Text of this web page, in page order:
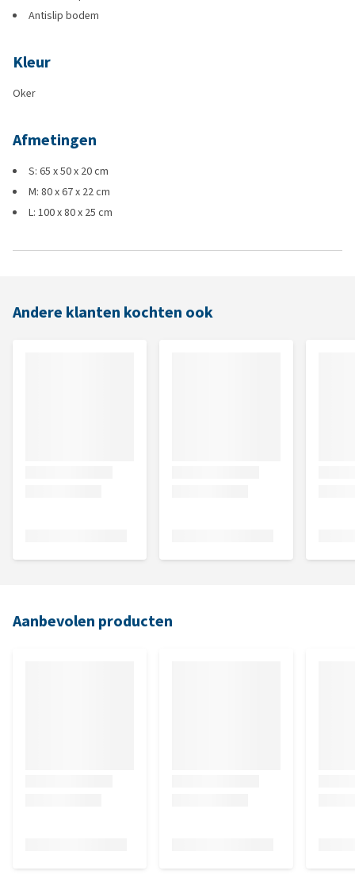
Antislip bodem
Kleur
Oker
Afmetingen
S: 65 x 50 x 20 cm
M: 80 x 67 x 22 cm
L: 100 x 80 x 25 cm
Andere klanten kochten ook
Aanbevolen producten